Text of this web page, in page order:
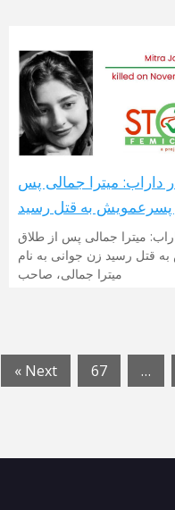
میترا جمالی پس
پسرعمویش به قتل رسید
میترا جمالی پس از طلاق
قتل رسید زن جوانی به نام
میترا جمالی، صاحب
…
67
Next »